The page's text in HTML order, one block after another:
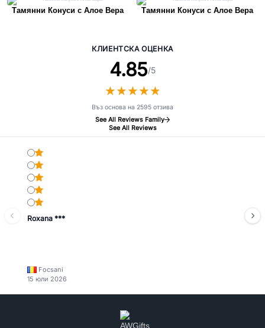
Тамянни Конуси с Алое Вера Тамянни Конуси с Алое Вера
КЛИЕНТСКА ОЦЕНКА
4.85/5
★★★★★
★★★★★
Въз основа на 2595 отзива
See All Reviews Family
See All Reviews
Roxana ***
Focsani
15 юли 2026